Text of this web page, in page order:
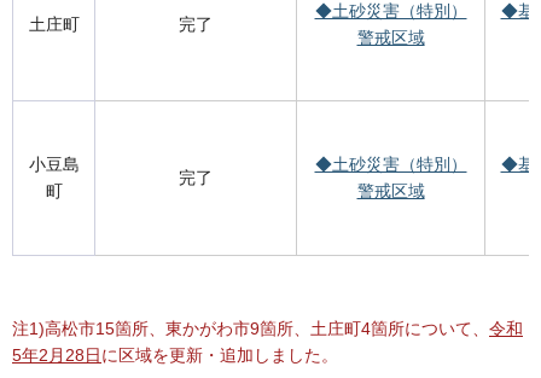
土庄町 完了
◆土砂災害（特別）
警戒区域
◆基
小豆島
町
完了
◆土砂災害（特別）
警戒区域
◆基
注1)高松市15箇所、東かがわ市9箇所、土庄町4箇所について、 令和
5年2月28日に区域を更新・追加しました。